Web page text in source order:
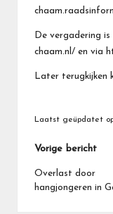
De vergadering
chaam.nl/ en via
Later terugkijken
Laatst geüpdatet
Bericht
navigatie
Vorige bericht
Overlast door
hangjongeren in